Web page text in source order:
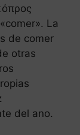
La
de comer
otras
del ano.